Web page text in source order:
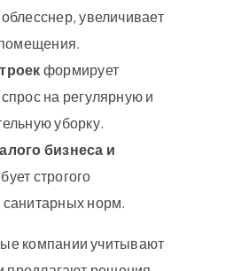
увеличивает
формирует
на регулярную и
уборку.
бизнеса и
строгого
норм.
компании учитывают